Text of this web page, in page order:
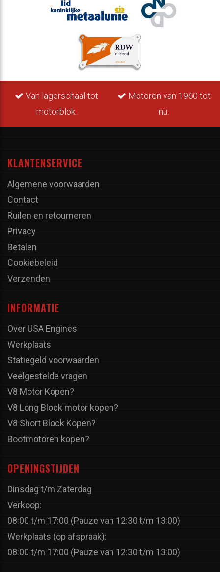
Van lagerschaal tot
motorblok.
Motoren van 1960 tot
nu.
KLANTENSERVICE
Algemene voorwaarden
Contact
Ruilen en retourneren
Privacy
Betalen
Cookiebeleid
Verzenden
INFORMATIE
Over USA Engines
Werkplaats
Statiegeld voorwaarden
Veelgestelde vragen
V8 Motor Kopen?
V8 Long Block motor kopen?
V8 Short Block Kopen?
Bootmotoren kopen?
OPENINGSTIJDEN
Dinsdag t/m Zaterdag
Verkoop:
08:00 t/m 17:00 (Pauze van 12:30 t/m 13:00)
Werkplaats (op afspraak):
08:00 t/m 17:00 (Pauze van 12:30 t/m 13:00)